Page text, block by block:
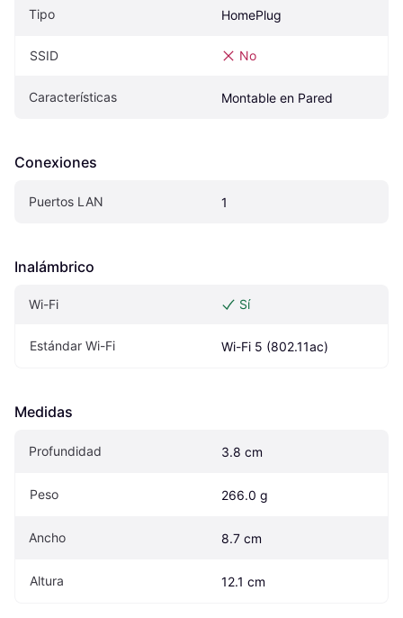
Tipo HomePlug
SSID No
Características Montable en Pared
Conexiones
Puertos LAN 1
Inalámbrico
Wi-Fi Sí
Estándar Wi-Fi Wi-Fi 5 (802.11ac)
Medidas
Profundidad 3.8 cm
Peso 266.0 g
Ancho 8.7 cm
Altura 12.1 cm